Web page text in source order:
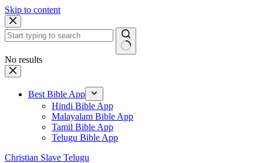
Skip to content
No results
Best Bible App
Hindi Bible App
Malayalam Bible App
Tamil Bible App
Telugu Bible App
Christian Slave Telugu